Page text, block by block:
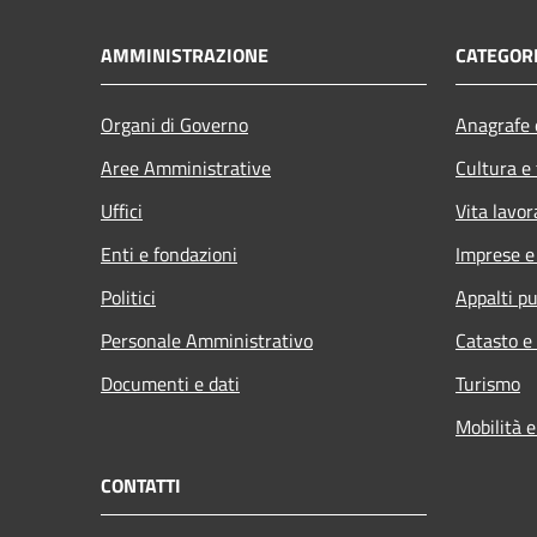
AMMINISTRAZIONE
Organi di Governo
Aree Amministrative
Uffici
Enti e fondazioni
Politici
Personale Amministrativo
Documenti e dati
Cultura
Vita
Imprese
Appalti
Catasto
Turismo
Mobilità
CONTATTI